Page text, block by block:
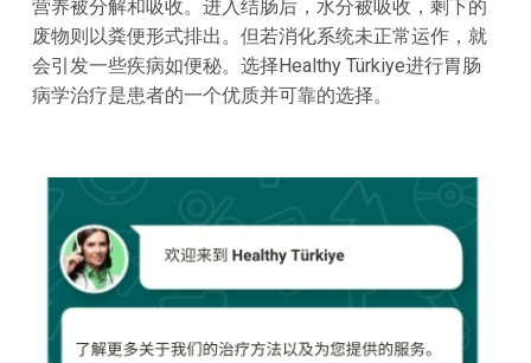
营养被分解和吸收。进入结肠后，水分被吸收，剩下的
废物则以粪便形式排出。但若消化系统未正常运作，就
会引发一些疾病如便秘。选择Healthy Türkiye进行胃肠
病学治疗是患者的一个优质并可靠的选择。